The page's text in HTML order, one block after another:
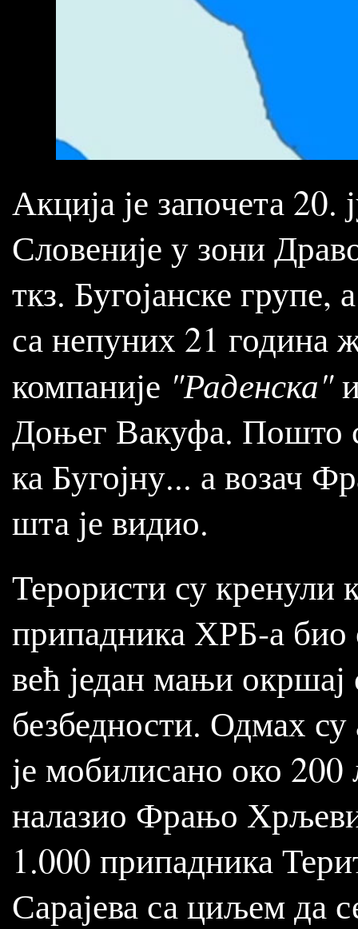
Акција је започета 20.
Словеније у зони
ткз. Бугојанске
са непуних 21 година
компаније "Раденска"
Доњег Вакуфа. Пошто
ка Бугојну... а возач
шта је видио.
Терористи су кренули
припадника ХРБ-а био
већ један мањи окршај
безбедности. Одмах
је мобилисано око
налазио Фрањо
1.000 припадника
Сарајева са циљем да